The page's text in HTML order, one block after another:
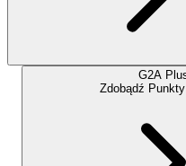
G2A
Zdobądź